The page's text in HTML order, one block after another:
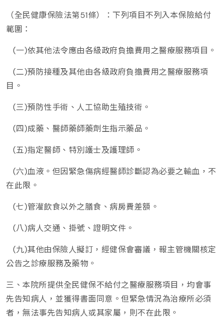
（全民健康保險法第51條）：下列項目不列入本保險給付
範圍：
(一)依其他法令應由各級政府負擔費用之醫療服務項目。
(二)預防接種及其他由各級政府負擔費用之醫療服務項
目。
(三)預防性手術、人工協助生殖技術。
(四)成藥、醫師藥師藥劑生指示藥品。
(五)指定醫師、特別護士及護理師。
(六)血液。但因緊急傷病經醫師診斷認為必要之輸血，不
在此限。
(七)管灌飲食以外之膳食、病房費差額。
(八)病人交通、掛號、證明文件。
(九)其他由保險人擬訂，經健保會審議，報主管機關核定
公告之診療服務及藥物。
三、本院所提供全民健保不給付之醫療服務項目，均會事
先告知病人，並獲得書面同意。但緊急情況為治療所必須
者，無法事先告知病人或其家屬，則不在此限。